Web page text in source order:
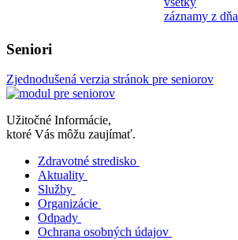
záznamy z dňa
Seniori
Zjednodušená verzia stránok pre seniorov
Užitočné Informácie,
ktoré Vás môžu zaujímať.
Zdravotné stredisko
Aktuality
Služby
Organizácie
Odpady
Ochrana osobných údajov